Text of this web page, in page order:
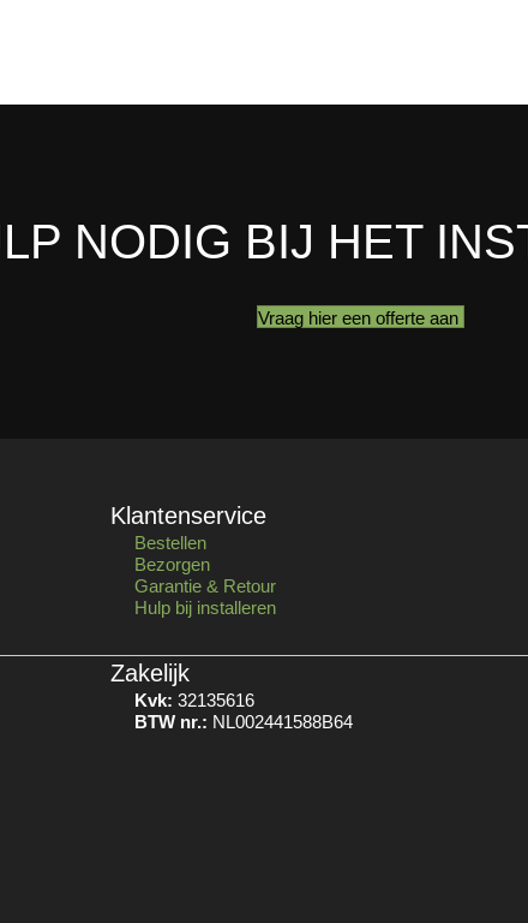
NODIG BIJ HET
Vraag hier een offerte aan
Klantenservice
Bestellen
Bezorgen
Garantie & Retour
Hulp bij installeren
Zakelijk
Kvk: 32135616
BTW nr.: NL002441588B64